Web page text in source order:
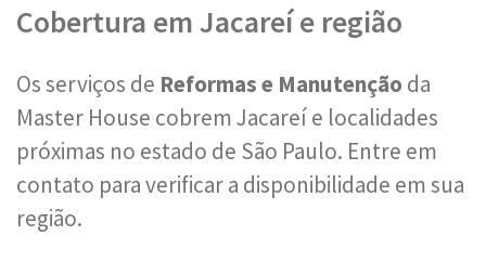
Cobertura em Jacareí e região
Os serviços de Reformas e Manutenção da
Master House cobrem Jacareí e localidades
próximas no estado de São Paulo. Entre em
contato para verificar a disponibilidade em sua
região.